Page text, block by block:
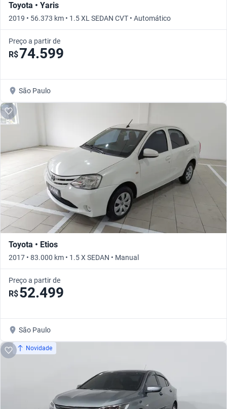
Toyota • Yaris
2019 • 56.373 km • 1.5 XL SEDAN CVT • Automático
Preço a partir de
R$74.599
São Paulo
Toyota • Etios
2017 • 83.000 km • 1.5 X SEDAN • Manual
Preço a partir de
R$52.499
São Paulo
Novidade